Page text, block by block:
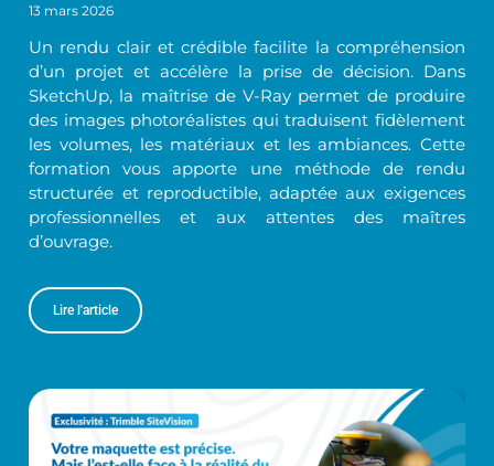
13 mars 2026
Un rendu clair et crédible facilite la compréhension
d’un projet et accélère la prise de décision. Dans
SketchUp, la maîtrise de V-Ray permet de produire
des images photoréalistes qui traduisent fidèlement
les volumes, les matériaux et les ambiances. Cette
formation vous apporte une méthode de rendu
structurée et reproductible, adaptée aux exigences
professionnelles et aux attentes des maîtres
d’ouvrage.
Lire l'article